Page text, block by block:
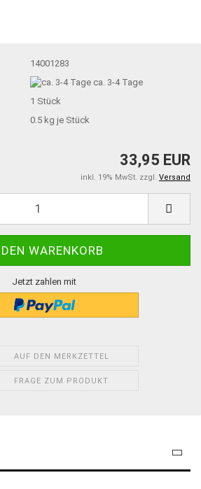
14001283
ca. 3-4 Tage
1 Stück
0.5 kg je Stück
33,95 EUR
inkl. 19% MwSt. zzgl. Versand
Jetzt zahlen mit
AUF DEN MERKZETTEL
FRAGE ZUM PRODUKT